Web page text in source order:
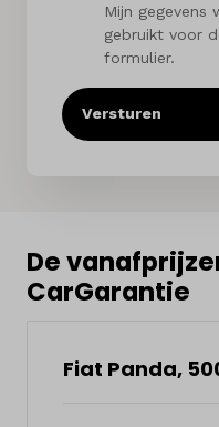
Mijn gegevens
gebruikt voor
formulier.
Versturen
De
CarGarantie
Fiat Panda,